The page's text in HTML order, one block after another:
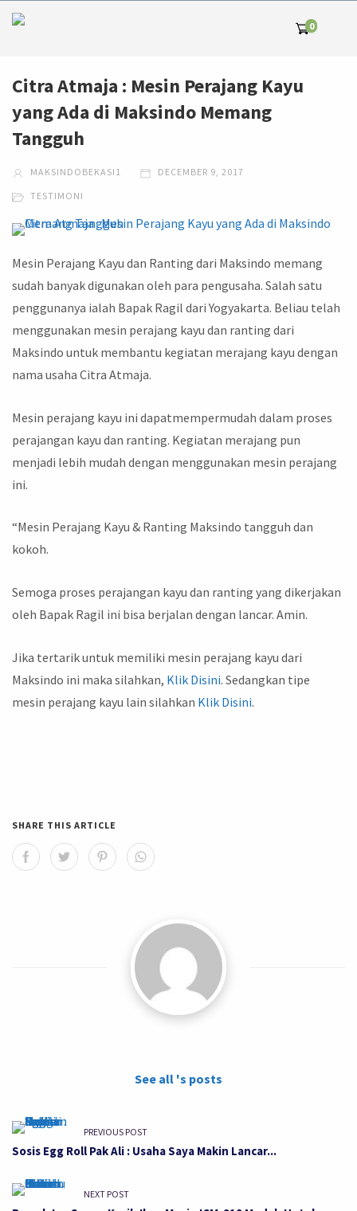
0
Citra Atmaja : Mesin Perajang Kayu
yang Ada di Maksindo Memang
Tangguh
MAKSINDOBEKASI1 DECEMBER 9, 2017
TESTIMONI
Mesin Perajang Kayu dan Ranting dari Maksindo memang
sudah banyak digunakan oleh para pengusaha. Salah satu
penggunanya ialah Bapak Ragil dari Yogyakarta. Beliau telah
menggunakan mesin perajang kayu dan ranting dari
Maksindo untuk membantu kegiatan merajang kayu dengan
nama usaha Citra Atmaja.
Mesin perajang kayu ini dapatmempermudah dalam proses
perajangan kayu dan ranting. Kegiatan merajang pun
menjadi lebih mudah dengan menggunakan mesin perajang
ini.
“Mesin Perajang Kayu & Ranting Maksindo tangguh dan
kokoh.
Semoga proses perajangan kayu dan ranting yang dikerjakan
oleh Bapak Ragil ini bisa berjalan dengan lancar. Amin.
Jika tertarik untuk memiliki mesin perajang kayu dari
Maksindo ini maka silahkan, Klik Disini. Sedangkan tipe
mesin perajang kayu lain silahkan Klik Disini.
SHARE THIS ARTICLE
See all 's posts
PREVIOUS POST
Sosis Egg Roll Pak Ali : Usaha Saya Makin Lancar...
NEXT POST